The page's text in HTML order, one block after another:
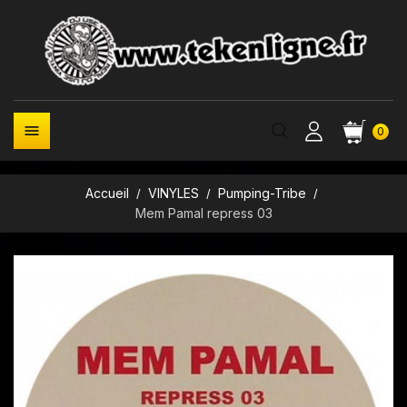
0

Accueil VINYLES
Pumping-Tribe
Mem Pamal repress 03